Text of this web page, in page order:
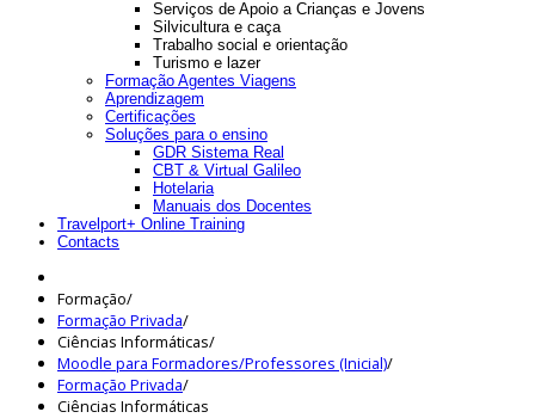
Serviços de Apoio a Crianças e Jovens
Silvicultura e caça
Trabalho social e orientação
Turismo e lazer
Formação Agentes Viagens
Aprendizagem
Certificações
Soluções para o ensino
GDR Sistema Real
CBT & Virtual Galileo
Hotelaria
Manuais dos Docentes
Travelport+ Online Training
Contacts
Formação/
Formação Privada/
Ciências Informáticas/
Moodle para Formadores/Professores (Inicial)/
Formação Privada/
Ciências Informáticas